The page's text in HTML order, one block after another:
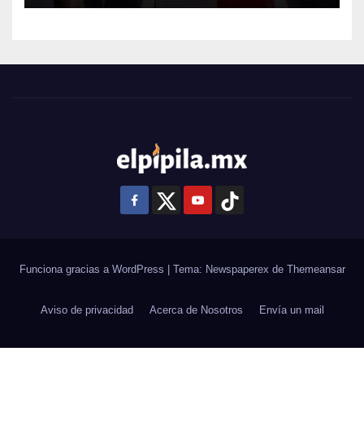
Funciona gracias a WordPress Tema: Newspaperex de Themeansar
Aviso de privacidad Acerca de Nosotros Envía un mail